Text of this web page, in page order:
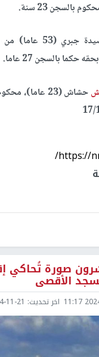
- المعتقل أسامة
https://
صورة تُحاكي
الأقصى
اخر تحديث: 21 11:33